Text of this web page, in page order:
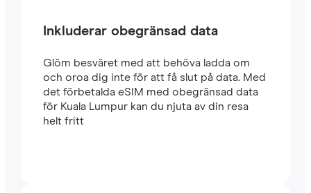
Inkluderar obegränsad data
Glöm besväret med att behöva ladda om
och oroa dig inte för att få slut på data. Med
det förbetalda eSIM med obegränsad data
för Kuala Lumpur kan du njuta av din resa
helt fritt